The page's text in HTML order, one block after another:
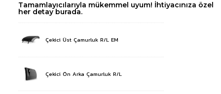
Tamamlayıcılarıyla mükemmel uyum! İhtiyacınıza özel
her detay burada.
Çekici Üst Çamurluk R/L EM
Çekici Ön Arka Çamurluk R/L